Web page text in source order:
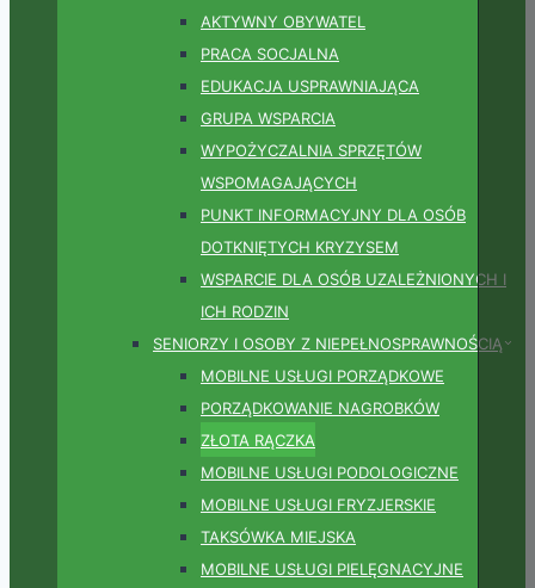
AKTYWNY OBYWATEL
PRACA SOCJALNA
EDUKACJA USPRAWNIAJĄCA
GRUPA WSPARCIA
WYPOŻYCZALNIA SPRZĘTÓW
WSPOMAGAJĄCYCH
PUNKT INFORMACYJNY DLA OSÓB
DOTKNIĘTYCH KRYZYSEM
WSPARCIE DLA OSÓB UZALEŻNIONYCH I
ICH RODZIN
SENIORZY I OSOBY Z NIEPEŁNOSPRAWNOŚCIĄ
MOBILNE USŁUGI PORZĄDKOWE
PORZĄDKOWANIE NAGROBKÓW
ZŁOTA RĄCZKA
MOBILNE USŁUGI PODOLOGICZNE
MOBILNE USŁUGI FRYZJERSKIE
TAKSÓWKA MIEJSKA
MOBILNE USŁUGI PIELĘGNACYJNE